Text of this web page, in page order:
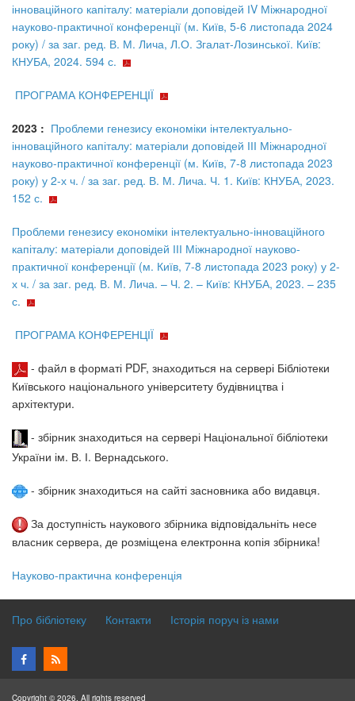
інноваційного капіталу: матеріали доповідей ІV Міжнародної
науково-практичної конференції (м. Київ, 5-6 листопада 2024
року) / за заг. ред. В. М. Лича, Л.О. Згалат-Лозинської. Київ:
КНУБА, 2024. 594 с.
ПРОГРАМА КОНФЕРЕНЦІЇ
2023 : Проблеми генезису економіки інтелектуально-
інноваційного капіталу: матеріали доповідей ІІІ Міжнародної
науково-практичної конференції (м. Київ, 7-8 листопада 2023
року) у 2-х ч. / за заг. ред. В. М. Лича. Ч. 1. Київ: КНУБА, 2023.
152 с.
Проблеми генезису економіки інтелектуально-інноваційного
капіталу: матеріали доповідей ІІІ Міжнародної науково-
практичної конференції (м. Київ, 7-8 листопада 2023 року) у 2-
х ч. / за заг. ред. В. М. Лича. – Ч. 2. – Київ: КНУБА, 2023. – 235
с.
ПРОГРАМА КОНФЕРЕНЦІЇ
- файл в форматі PDF, знаходиться на сервері Бібліотеки
Київського національного університету будівництва і
архітектури.
- збірник знаходиться на сервері Національної бібліотеки
України ім. В. І. Вернадського.
- збірник знаходиться на сайті засновника або видавця.
За доступність наукового збірника відповідальніть несе
власник сервера, де розміщена електронна копія збірника!
Науково-практична конференція
Про бібліотеку Контакти Історія поруч із нами
Copyright © 2026. All rights reserved